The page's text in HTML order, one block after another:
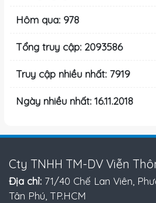
Hôm qua: 978
Tổng truy cập: 2093586
Truy cập nhiều nhất: 7919
Ngày nhiều nhất: 16.11.2018
Cty TNHH TM-DV Viễn
Địa chỉ: 71/40 Chế Lan Viên,
Tân Phú, TP.HCM